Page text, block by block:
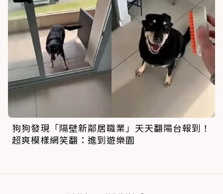
狗狗發現「隔壁新鄰居職業」天天翻陽台報到！
超爽模樣網笑翻：進到遊樂園